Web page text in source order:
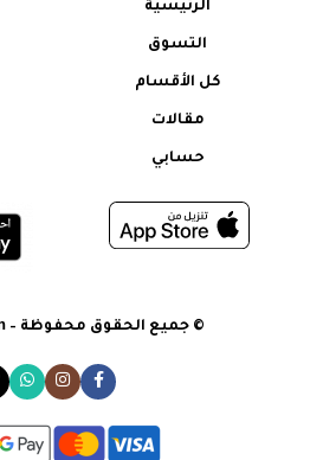
الرئيسية
التسوق
كل الأقسام
مقالات
حسابي
© جميع الحقوق محفوظة – essambabil.com